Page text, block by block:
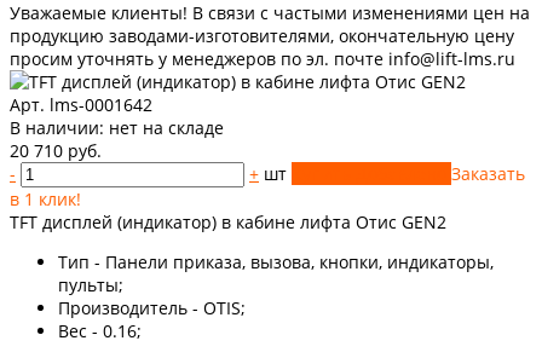
Уважаемые клиенты! В связи с частыми изменениями цен на
продукцию заводами-изготовителями, окончательную цену
просим уточнять у менеджеров по эл. почте info@lift-lms.ru
Арт. lms-0001642
В наличии: нет на складе
20 710 руб.
-
+ шт
Заказать
в 1 клик!
TFT дисплей (индикатор) в кабине лифта Отис GEN2
Тип - Панели приказа, вызова, кнопки, индикаторы,
пульты;
Производитель - OTIS;
Вес - 0.16;